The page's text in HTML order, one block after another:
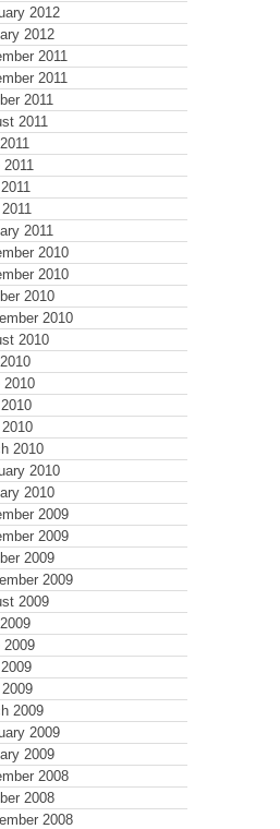
2012
2012
2011
2011
2011
2011
2011
2011
2010
2010
2010
2010
2010
2010
2010
2010
2010
2009
2009
2009
2009
2009
2009
2009
2009
2009
2008
2008
2008